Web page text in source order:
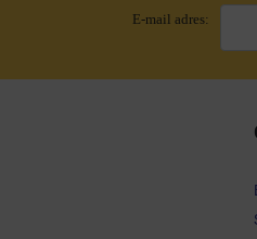
E-mail adres: